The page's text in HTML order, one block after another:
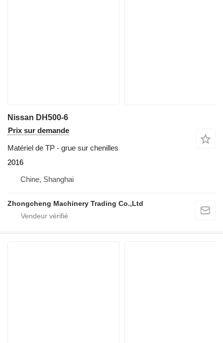
Nissan DH500-6
Prix sur demande
Matériel de TP - grue sur chenilles
2016
Chine, Shanghai
Zhongcheng Machinery Trading Co.,Ltd